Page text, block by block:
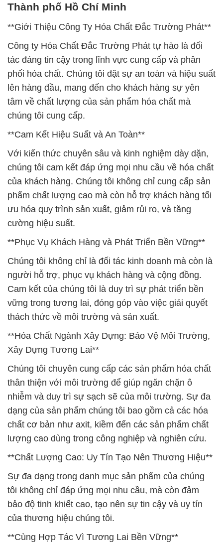
Thành phố Hồ Chí Minh
**Giới Thiệu Công Ty Hóa Chất Đắc Trường Phát**
Công ty Hóa Chất Đắc Trường Phát tự hào là đối
tác đáng tin cậy trong lĩnh vực cung cấp và phân
phối hóa chất. Chúng tôi đặt sự an toàn và hiệu suất
lên hàng đầu, mang đến cho khách hàng sự yên
tâm về chất lượng của sản phẩm hóa chất mà
chúng tôi cung cấp.
**Cam Kết Hiệu Suất và An Toàn**
Với kiến thức chuyên sâu và kinh nghiệm dày dặn,
chúng tôi cam kết đáp ứng mọi nhu cầu về hóa chất
của khách hàng. Chúng tôi không chỉ cung cấp sản
phẩm chất lượng cao mà còn hỗ trợ khách hàng tối
ưu hóa quy trình sản xuất, giảm rủi ro, và tăng
cường hiệu suất.
**Phục Vụ Khách Hàng và Phát Triển Bền Vững**
Chúng tôi không chỉ là đối tác kinh doanh mà còn là
người hỗ trợ, phục vụ khách hàng và cộng đồng.
Cam kết của chúng tôi là duy trì sự phát triển bền
vững trong tương lai, đóng góp vào việc giải quyết
thách thức về môi trường và sản xuất.
**Hóa Chất Ngành Xây Dựng: Bảo Vệ Môi Trường,
Xây Dựng Tương Lai**
Chúng tôi chuyên cung cấp các sản phẩm hóa chất
thân thiện với môi trường để giúp ngăn chặn ô
nhiễm và duy trì sự sạch sẽ của môi trường. Sự đa
dạng của sản phẩm chúng tôi bao gồm cả các hóa
chất cơ bản như axit, kiềm đến các sản phẩm chất
lượng cao dùng trong công nghiệp và nghiên cứu.
**Chất Lượng Cao: Uy Tín Tạo Nên Thương Hiệu**
Sự đa dạng trong danh mục sản phẩm của chúng
tôi không chỉ đáp ứng mọi nhu cầu, mà còn đảm
bảo độ tinh khiết cao, tạo nên sự tin cậy và uy tín
của thương hiệu chúng tôi.
**Cùng Hợp Tác Vì Tương Lai Bền Vững**